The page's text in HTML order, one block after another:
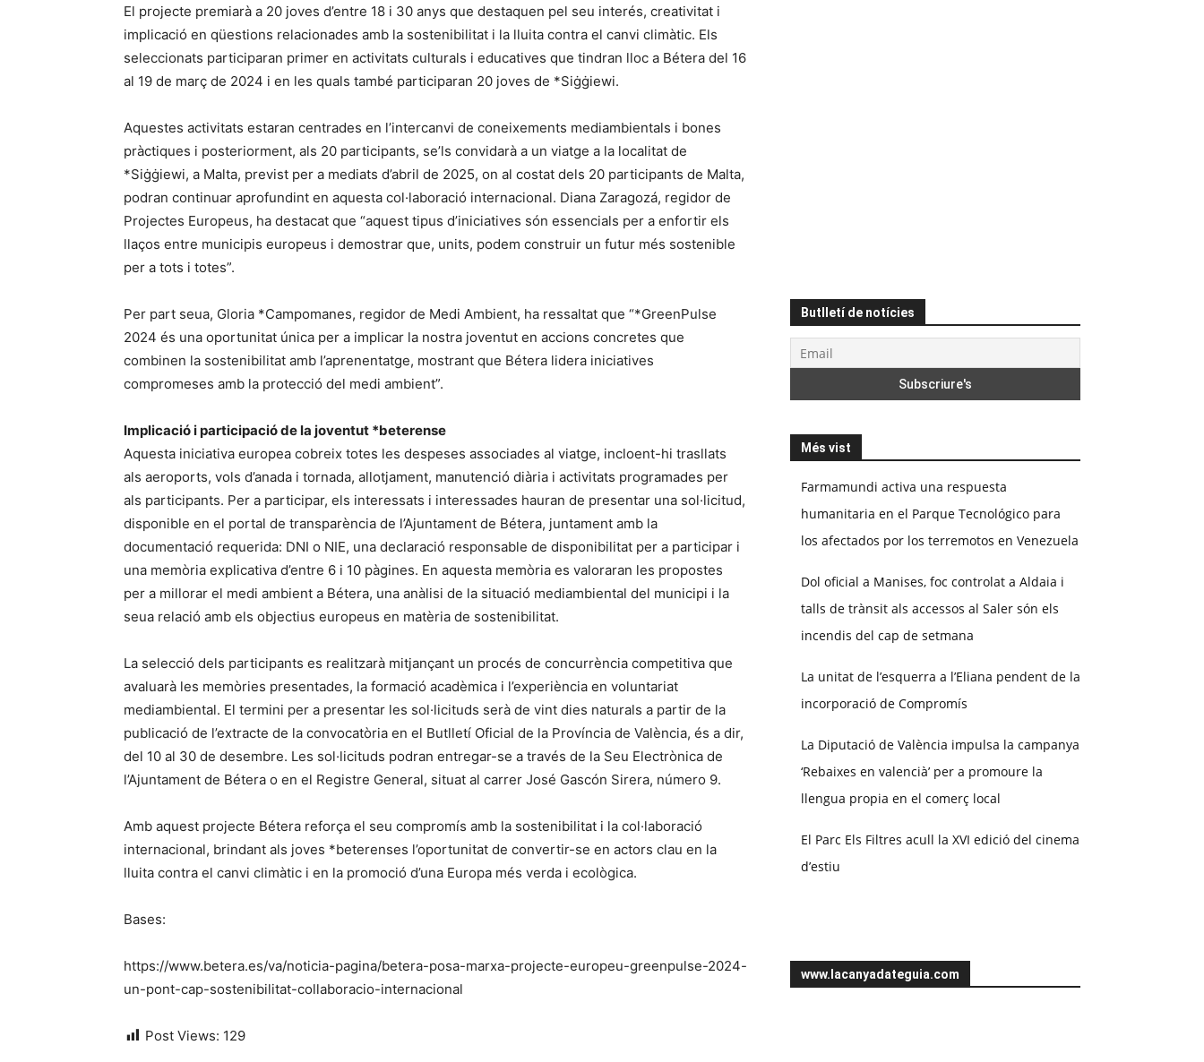
El projecte premiarà a 20 joves d’entre 18 i 30 anys que destaquen pel seu interés, creativitat i
implicació en qüestions relacionades amb la sostenibilitat i la lluita contra el canvi climàtic. Els
seleccionats participaran primer en activitats culturals i educatives que tindran lloc a Bétera del 16
al 19 de març de 2024 i en les quals també participaran 20 joves de *Siġġiewi.
Aquestes activitats estaran centrades en l’intercanvi de coneixements mediambientals i bones
pràctiques i posteriorment, als 20 participants, se’ls convidarà a un viatge a la localitat de
*Siġġiewi, a Malta, previst per a mediats d’abril de 2025, on al costat dels 20 participants de Malta,
podran continuar aprofundint en aquesta col·laboració internacional. Diana Zaragozá, regidor de
Projectes Europeus, ha destacat que “aquest tipus d’iniciatives són essencials per a enfortir els
llaços entre municipis europeus i demostrar que, units, podem construir un futur més sostenible
per a tots i totes”.
Per part seua, Gloria *Campomanes, regidor de Medi Ambient, ha ressaltat que “*GreenPulse
2024 és una oportunitat única per a implicar la nostra joventut en accions concretes que
combinen la sostenibilitat amb l’aprenentatge, mostrant que Bétera lidera iniciatives
compromeses amb la protecció del medi ambient”.
Implicació i participació de la joventut *beterense
Aquesta iniciativa europea cobreix totes les despeses associades al viatge, incloent-hi trasllats
als aeroports, vols d’anada i tornada, allotjament, manutenció diària i activitats programades per
als participants. Per a participar, els interessats i interessades hauran de presentar una sol·licitud,
disponible en el portal de transparència de l’Ajuntament de Bétera, juntament amb la
documentació requerida: DNI o NIE, una declaració responsable de disponibilitat per a participar i
una memòria explicativa d’entre 6 i 10 pàgines. En aquesta memòria es valoraran les propostes
per a millorar el medi ambient a Bétera, una anàlisi de la situació mediambiental del municipi i la
seua relació amb els objectius europeus en matèria de sostenibilitat.
La selecció dels participants es realitzarà mitjançant un procés de concurrència competitiva que
avaluarà les memòries presentades, la formació acadèmica i l’experiència en voluntariat
mediambiental. El termini per a presentar les sol·licituds serà de vint dies naturals a partir de la
publicació de l’extracte de la convocatòria en el Butlletí Oficial de la Província de València, és a dir,
del 10 al 30 de desembre. Les sol·licituds podran entregar-se a través de la Seu Electrònica de
l’Ajuntament de Bétera o en el Registre General, situat al carrer José Gascón Sirera, número 9.
Amb aquest projecte Bétera reforça el seu compromís amb la sostenibilitat i la col·laboració
internacional, brindant als joves *beterenses l’oportunitat de convertir-se en actors clau en la
lluita contra el canvi climàtic i en la promoció d’una Europa més verda i ecològica.
Bases:
https://www.betera.es/va/noticia-pagina/betera-posa-marxa-projecte-europeu-greenpulse-2024-
un-pont-cap-sostenibilitat-collaboracio-internacional
Post Views: 129
Butlletí de notícies
Més vist
Farmamundi activa una respuesta
humanitaria en el Parque Tecnológico para
los afectados por los terremotos en Venezuela
Dol oficial a Manises, foc controlat a Aldaia i
talls de trànsit als accessos al Saler són els
incendis del cap de setmana
La unitat de l’esquerra a l’Eliana pendent de la
incorporació de Compromís
La Diputació de València impulsa la campanya
‘Rebaixes en valencià’ per a promoure la
llengua propia en el comerç local
El Parc Els Filtres acull la XVI edició del cinema
d’estiu
www.lacanyadateguia.com